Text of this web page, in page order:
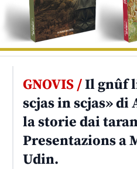
GNOVIS /Il gnûf
scjas in scjas» di
la storie dai
Presentazions a
Udin.